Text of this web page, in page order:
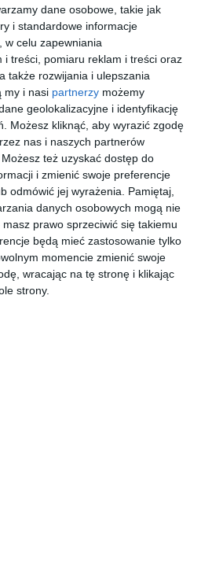
dane osobowe, takie jak
i standardowe informacje
w celu zapewniania
i treści, pomiaru reklam i treści oraz
także rozwijania i ulepszania
my i nasi partnerzy możemy
geolokalizacyjne i identyfikację
Możesz kliknąć, aby wyrazić zgodę
nas i naszych partnerów
też uzyskać dostęp do
i zmienić swoje preferencje
odmówić jej wyrażenia.
Pamiętaj,
danych osobowych mogą nie
prawo sprzeciwić się takiemu
będą mieć zastosowanie tylko
momencie zmienić swoje
wracając na tę stronę i klikając
strony.
moich obliczeń tyle ile
Lokal nadaje się tylko i
do wymiany, trzeba poszukać
przechodzę nie widzę
by było odrobić zainwestowane
który nie ma nic
Nie mylić oczywiście
gdzie teraz jest Rong
na Senatorskiej byłam i na
Senatorskiej, ale tu obecnie te
i ten smak. Niepowtarzalny.
to mordownia i ochyctwo.